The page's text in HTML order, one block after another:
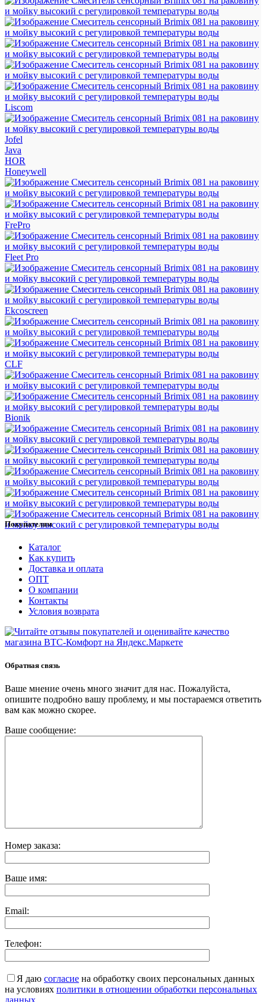
Liscom
Jofel
Java
HOR
Honeywell
FrePro
Fleet Pro
Ekcoscreen
CLF
Bionik
Покупателям
Каталог
Как купить
Доставка и оплата
ОПТ
О компании
Контакты
Условия возврата
Обратная связь
Ваше мнение очень много значит для нас. Пожалуйста,
опишите подробно вашу проблему, и мы постараемся ответить
вам как можно скорее.
Ваше сообщение:
Номер заказа:
Ваше имя:
Email:
Телефон:
Я даю согласие на обработку своих персональных данных
на условиях политики в отношении обработки персональных